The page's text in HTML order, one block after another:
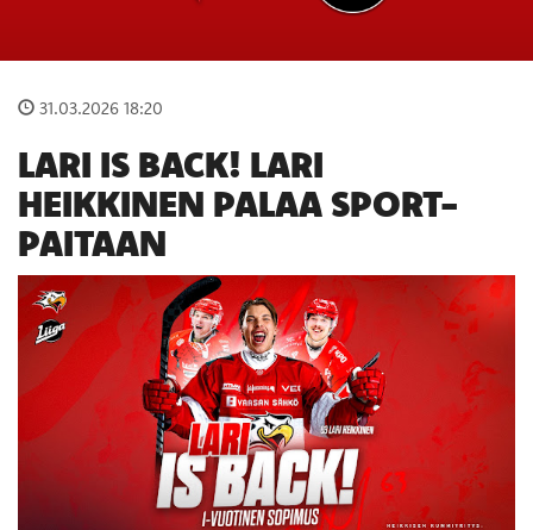
31.03.2026 18:20
LARI IS BACK! LARI
HEIKKINEN PALAA SPORT-
PAITAAN